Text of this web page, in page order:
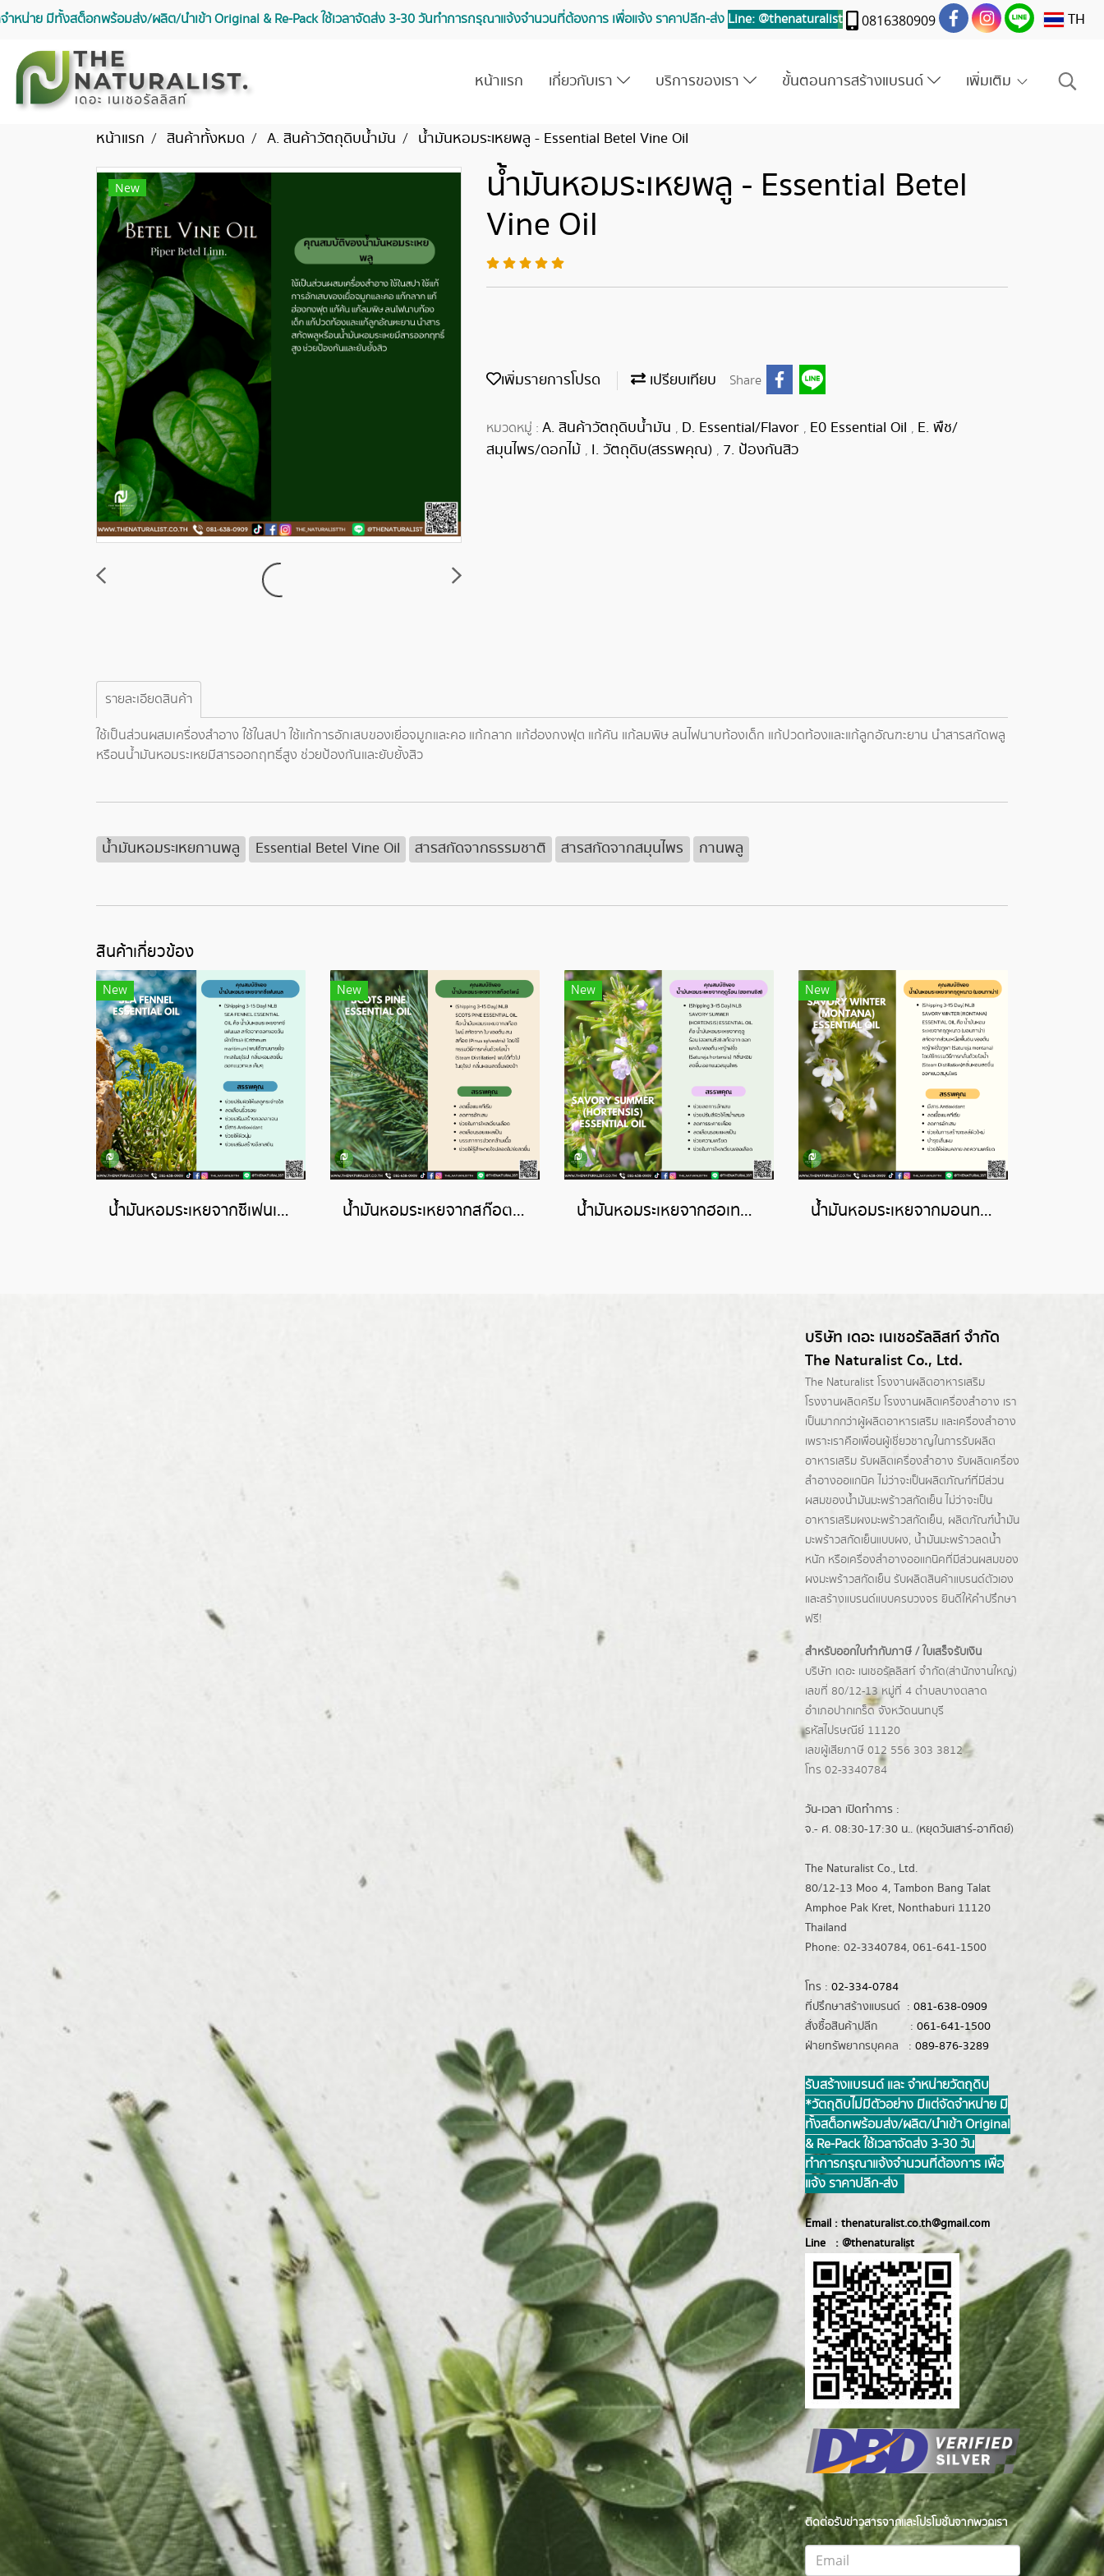
น่าย มีทั้งสต็อกพร้อมส่ง/ผลิต/นำเข้า Original & Re-Pack ใช้เวลาจัดส่ง 3-30 วันทำการ กรุณาแจ้งจำนวนที่ต้องการ เพื่อแจ้ง ราคาปลีก-ส่ง Line: @thenaturalist 0816380909 TH
หน้าแรก เกี่ยวกับเรา บริการของเรา ขั้นตอนการสร้างแบรนด์ เพิ่มเติม
หน้าแรก สินค้าทั้งหมด A. สินค้าวัตถุดิบน้ำมัน น้ำมันหอมระเหยพลู - Essential Betel Vine Oil
New
น้ำมันหอมระเหยพลู - Essential Betel
Vine Oil
เพิ่มรายการโปรด เปรียบเทียบ Share
หมวดหมู่ : A. สินค้าวัตถุดิบน้ำมัน , D. Essential/Flavor , E0 Essential Oil , E. พืช/
สมุนไพร/ดอกไม้ , I. วัตถุดิบ(สรรพคุณ) , 7. ป้องกันสิว
รายละเอียดสินค้า
ใช้เป็นส่วนผสมเครื่องสำอาง ใช้ในสปา ใช้แก้การอักเสบของเยื่อจมูกและคอ แก้กลาก แก้ฮ่องกงฟุต แก้คัน แก้ลมพิษ ลนไฟนาบท้องเด็ก แก้ปวดท้องและแก้ลูกอัณฑะยาน นำสารสกัดพลู
หรือนน้ำมันหอมระเหยมีสารออกฤทธิ์สูง ช่วยป้องกันและยับยั้งสิว
น้ำมันหอมระเหยกานพลู Essential Betel Vine Oil สารสกัดจากธรรมชาติ สารสกัดจากสมุนไพร กานพลู
สินค้าเกี่ยวข้อง
New
น้ำมันหอมระเหยจากซีเฟนเนล-SEA FENNEL ESSENTIAL OIL
New
น้ำมันหอมระเหยจากสก๊อตไพน์-SCOTS PINE ESSENTIAL OIL
New
น้ำมันหอมระเหยจากฮอเทนซิส-HORTENSIS ESSENTIAL OIL
New
น้ำมันหอมระเหยจากมอนทาน่า-MONTANA ESSENTIAL OIL
บริษัท เดอะ เนเชอรัลลิสท์ จำกัด
The Naturalist Co., Ltd.
The Naturalist โรงงานผลิตอาหารเสริม
โรงงานผลิตครีมโรงงานผลิตเครื่องสำอาง เรา
เป็นมากกว่าผู้ผลิตอาหารเสริมและเครื่องสำอาง
เพราะเราคือเพื่อนผู้เชี่ยวชาญในการรับผลิต
อาหารเสริม รับผลิตเครื่องสำอาง รับผลิตเครื่อง
สำอางออแกนิค ไม่ว่าจะเป็นผลิตภัณฑ์ที่มีส่วน
ผสมของน้ำมันมะพร้าวสกัดเย็น ไม่ว่าจะเป็น
อาหารเสริมผงมะพร้าวสกัดเย็น, ผลิตภัณฑ์น้ำมัน
มะพร้าวสกัดเย็นแบบผง, น้ำมันมะพร้าวลดน้ำ
หนักหรือเครื่องสำอางออแกนิคที่มีส่วนผสมของ
ผงมะพร้าวสกัดเย็น รับผลิตสินค้าแบรนด์ตัวเอง
และสร้างแบรนด์แบบครบวงจร ยินดีให้คำปรึกษา
ฟรี!
สำหรับออกใบกำกับภาษี / ใบเสร็จรับเงิน
บริษัท เดอะ เนเชอรัลลิสท์ จำกัด(ส่านักงานใหญ่)
เลขที่ 80/12-13 หมู่ที่ 4 ตำบลบางตลาด
อำเภอปากเกร็ดจังหวัดนนทบุรี
รหัสไปรษณีย์ 11120
เลขผู้เสียภาษี 012 556 303 3812
โทร 02-3340784
วัน-เวลา เปิดทำการ :
จ.- ศ. 08:30-17:30 น.. (หยุดวันเสาร์-อาทิตย์)
The Naturalist Co., Ltd.
80/12-13 Moo 4, Tambon Bang Talat
Amphoe Pak Kret, Nonthaburi 11120
Thailand
Phone: 02-3340784, 061-641-1500
โทร : 02-334-0784
ที่ปรึกษาสร้างแบรนด์ : 081-638-0909
สั่งซื้อสินค้าปลีก : 061-641-1500
ฝ่ายทรัพยากรบุคคล : 089-876-3289
รับสร้างแบรนด์ และ จำหน่ายวัตถุดิบ
*วัตถุดิบไม่มีตัวอย่าง มีแต่จัดจำหน่าย มี
ทั้งสต็อกพร้อมส่ง/ผลิต/นำเข้า Original
& Re-Pack ใช้เวลาจัดส่ง 3-30 วัน
ทำการ กรุณาแจ้งจำนวนที่ต้องการ เพื่อ
แจ้ง ราคาปลีก-ส่ง
Email : thenaturalist.co.th@gmail.com
Line : @thenaturalist
ติดต่อรับข่าวสารจากและโปรโมชั่นจากพวกเรา